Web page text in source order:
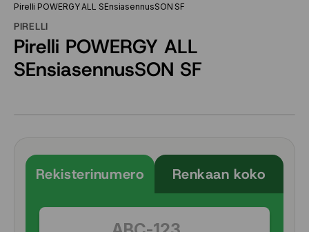
Pirelli POWERGY ALL SEnsiasennusSON SF
PIRELLI
Pirelli POWERGY ALL
SEnsiasennusSON SF
Rekisterinumero Renkaan koko